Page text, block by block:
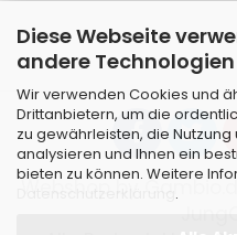
Diese Webseite
andere Technologien
Wir verwenden Cookies und
Drittanbietern, um die
zu gewährleisten, die
analysieren und Ihnen ein
bieten zu können. Weitere
.
Webshopby